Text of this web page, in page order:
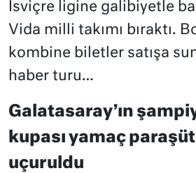
İsviçre ligine galibiyetle
Vida milli takımı bıraktı.
kombine biletler satışa
haber turu…
Galatasaray’ın
kupası yamaç
uçuruldu